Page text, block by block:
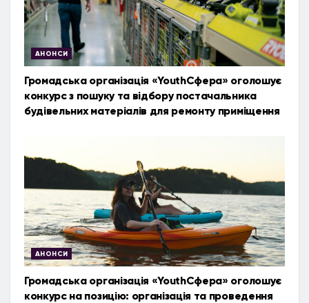
АНОНСИ
Громадська організація «YouthСфера» оголошує
конкурс з пошуку та відбору постачальника
будівельних матеріалів для ремонту приміщення
АНОНСИ
Громадська організація «YouthСфера» оголошує
конкурс на позицію: організація та проведення